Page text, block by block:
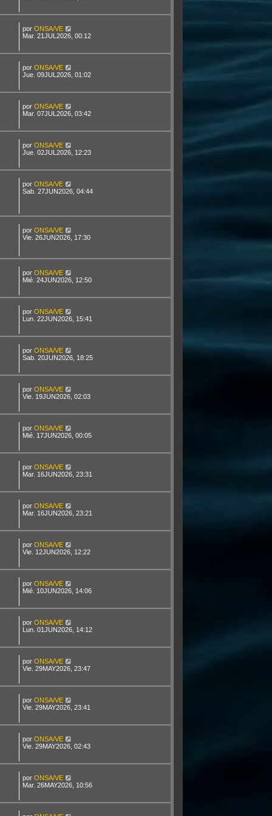
por ONSA/VE
Mar. 21JUL2026, 00:12
por ONSA/VE
Jue. 09JUL2026, 01:02
por ONSA/VE
Mar. 07JUL2026, 03:42
por ONSA/VE
Jue. 02JUL2026, 12:23
por ONSA/VE
Sab. 27JUN2026, 04:44
por ONSA/VE
Vie. 26JUN2026, 17:30
por ONSA/VE
Mié. 24JUN2026, 12:50
por ONSA/VE
Lun. 22JUN2026, 15:41
por ONSA/VE
Sab. 20JUN2026, 18:25
por ONSA/VE
Vie. 19JUN2026, 02:03
por ONSA/VE
Mié. 17JUN2026, 00:05
por ONSA/VE
Mar. 16JUN2026, 23:31
por ONSA/VE
Mar. 16JUN2026, 23:21
por ONSA/VE
Vie. 12JUN2026, 12:22
por ONSA/VE
Mié. 10JUN2026, 14:06
por ONSA/VE
Lun. 01JUN2026, 14:12
por ONSA/VE
Vie. 29MAY2026, 23:47
por ONSA/VE
Vie. 29MAY2026, 23:41
por ONSA/VE
Vie. 29MAY2026, 02:43
por ONSA/VE
Mar. 26MAY2026, 10:56